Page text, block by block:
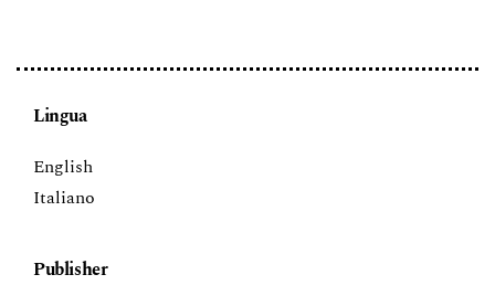
Lingua
English
Italiano
Publisher